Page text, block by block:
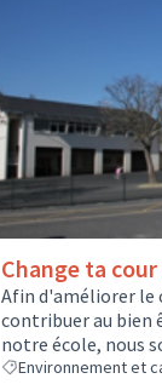
Change ta cour
Afin d'améliorer le
contribuer au bien
notre école, nous
Environnement et